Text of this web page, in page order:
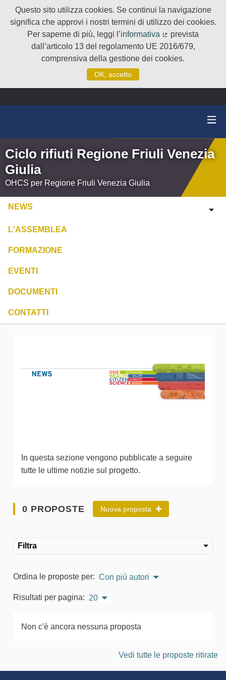
Questo sito utilizza cookies. Se continui la navigazione
significa che approvi i nostri termini di utilizzo dei cookies.
Per saperne di più, leggi l’informativa
(Collegamento
prevista
dall’articolo 13 del regolamento UE 2016/679,
comprensiva della gestione dei cookies.
OK, accetto
Ciclo rifiuti Regione Friuli Venezia
Giulia
OHCS per Regione Friuli Venezia Giulia
NEWS
L'ASSEMBLEA
FORMAZIONE
EVENTI
DOCUMENTI
CONTATTI
In questa sezione vengono pubblicate a seguire
tutte le ultime notizie sul progetto.
0 PROPOSTE Nuova proposta
Filtra
Ordina le proposte per: Con più autori
Risultati per pagina: 20
Non c'è ancora nessuna proposta
Vedi tutte le proposte ritirate